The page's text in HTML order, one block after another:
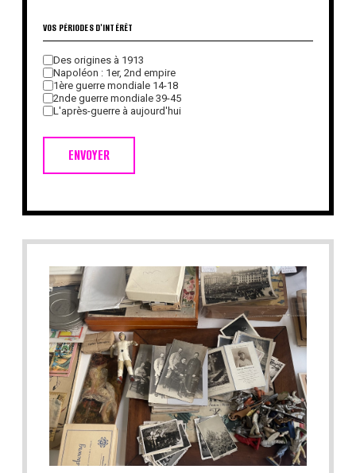
ENVOYER
VOS PÉRIODES D'INTÉRÊT
Des origines à 1913
Napoléon : 1er, 2nd empire
1ère guerre mondiale 14-18
2nde guerre mondiale 39-45
L'après-guerre à aujourd'hui